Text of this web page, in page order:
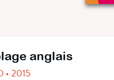
anglais
• 2015